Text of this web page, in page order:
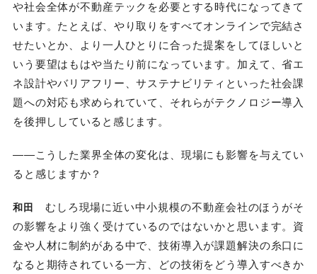
や社会全体が不動産テックを必要とする時代になってきて
います。たとえば、やり取りをすべてオンラインで完結さ
せたいとか、より一人ひとりに合った提案をしてほしいと
いう要望はもはや当たり前になっています。加えて、省エ
ネ設計やバリアフリー、サステナビリティといった社会課
題への対応も求められていて、それらがテクノロジー導入
を後押ししていると感じます。
――こうした業界全体の変化は、現場にも影響を与えてい
ると感じますか？
和田
むしろ現場に近い中小規模の不動産会社のほうがそ
の影響をより強く受けているのではないかと思います。資
金や人材に制約がある中で、技術導入が課題解決の糸口に
なると期待されている一方、どの技術をどう導入すべきか